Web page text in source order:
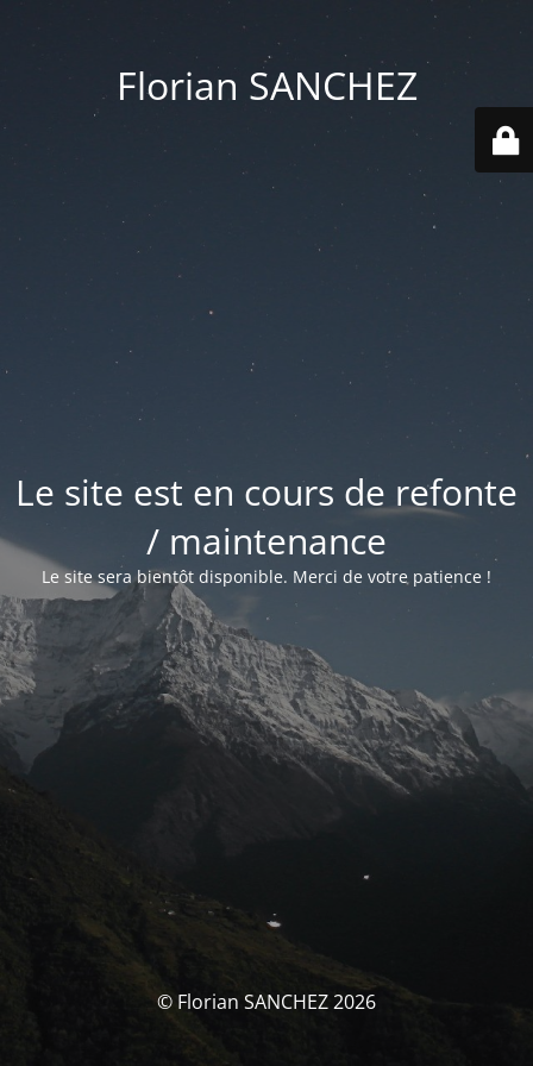
Florian SANCHEZ
Le site est en cours de refonte
/ maintenance
Le site sera bientôt disponible. Merci de votre patience !
© Florian SANCHEZ 2026